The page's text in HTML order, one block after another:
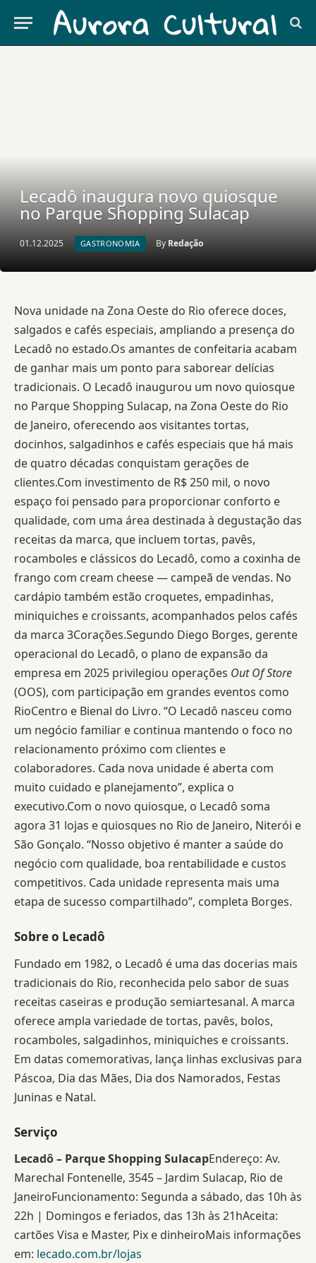
Lecadô inaugura novo quiosque
no Parque Shopping Sulacap
01.12.2025 GASTRONOMIA By Redação
Nova unidade na Zona Oeste do Rio oferece doces,
salgados e cafés especiais, ampliando a presença do
Lecadô no estado.Os amantes de confeitaria acabam
de ganhar mais um ponto para saborear delícias
tradicionais. O Lecadô inaugurou um novo quiosque
no Parque Shopping Sulacap, na Zona Oeste do Rio
de Janeiro, oferecendo aos visitantes tortas,
docinhos, salgadinhos e cafés especiais que há mais
de quatro décadas conquistam gerações de
clientes.Com investimento de R$ 250 mil, o novo
espaço foi pensado para proporcionar conforto e
qualidade, com uma área destinada à degustação das
receitas da marca, que incluem tortas, pavês,
rocamboles e clássicos do Lecadô, como a coxinha de
frango com cream cheese — campeã de vendas. No
cardápio também estão croquetes, empadinhas,
miniquiches e croissants, acompanhados pelos cafés
da marca 3Corações.Segundo Diego Borges, gerente
operacional do Lecadô, o plano de expansão da
empresa em 2025 privilegiou operações Out Of Store
(OOS), com participação em grandes eventos como
RioCentro e Bienal do Livro. “O Lecadô nasceu como
um negócio familiar e continua mantendo o foco no
relacionamento próximo com clientes e
colaboradores. Cada nova unidade é aberta com
muito cuidado e planejamento”, explica o
executivo.Com o novo quiosque, o Lecadô soma
agora 31 lojas e quiosques no Rio de Janeiro, Niterói e
São Gonçalo. “Nosso objetivo é manter a saúde do
negócio com qualidade, boa rentabilidade e custos
competitivos. Cada unidade representa mais uma
etapa de sucesso compartilhado”, completa Borges.
Sobre o Lecadô
Fundado em 1982, o Lecadô é uma das docerias mais
tradicionais do Rio, reconhecida pelo sabor de suas
receitas caseiras e produção semiartesanal. A marca
oferece ampla variedade de tortas, pavês, bolos,
rocamboles, salgadinhos, miniquiches e croissants.
Em datas comemorativas, lança linhas exclusivas para
Páscoa, Dia das Mães, Dia dos Namorados, Festas
Juninas e Natal.
Serviço
Lecadô – Parque Shopping SulacapEndereço: Av.
Marechal Fontenelle, 3545 – Jardim Sulacap, Rio de
JaneiroFuncionamento: Segunda a sábado, das 10h às
22h | Domingos e feriados, das 13h às 21hAceita:
cartões Visa e Master, Pix e dinheiroMais informações
em: lecado.com.br/lojas